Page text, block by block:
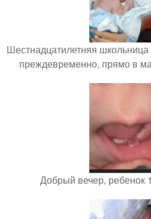
Шестнадцатилетняя школьница
преждевременно, прямо в
Добрый вечер, ребенок